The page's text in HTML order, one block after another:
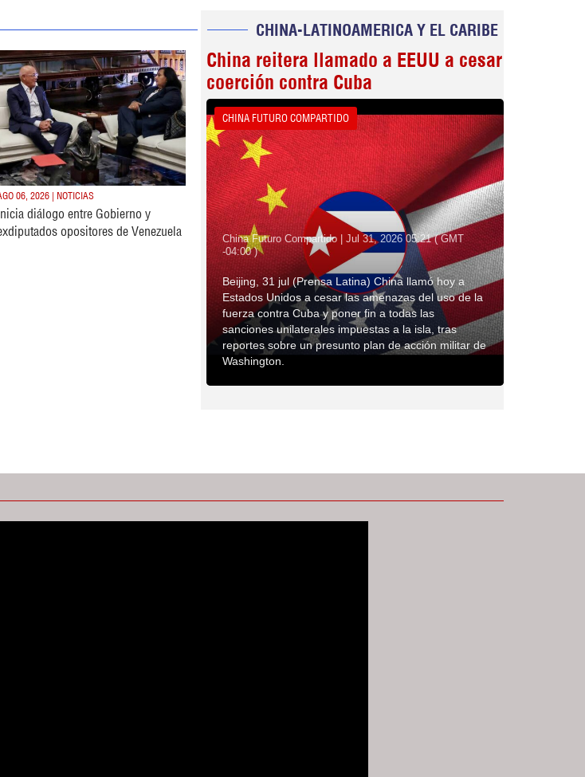
06, 2026 | NOTICIAS
diálogo entre Gobierno y
opositores de Venezuela
CHINA-LATINOAMERICA Y EL CARIBE
China reitera llamado a EEUU a cesar
coerción contra Cuba
CHINA FUTURO COMPARTIDO
China Futuro Compartido | Jul 31, 2026 05:21 ( GMT
-04:00 )
Beijing, 31 jul (Prensa Latina) China llamó hoy a
Estados Unidos a cesar las amenazas del uso de la
fuerza contra Cuba y poner fin a todas las
sanciones unilaterales impuestas a la isla, tras
reportes sobre un presunto plan de acción militar de
Washington.